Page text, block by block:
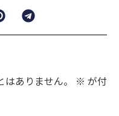
ありません。 ※ が付